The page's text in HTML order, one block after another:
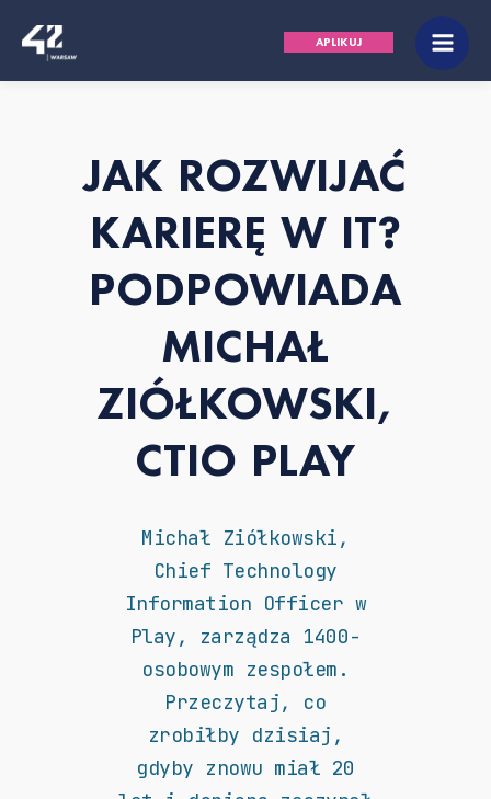
treści
APLIKUJ
Main
JAK ROZWIJAĆ
KARIERĘ W IT?
PODPOWIADA
MICHAŁ
ZIÓŁKOWSKI,
CTIO PLAY
Michał Ziółkowski,
Chief Technology
Information Officer w
Play, zarządza 1400-
osobowym zespołem.
Przeczytaj, co
zrobiłby dzisiaj,
gdyby znowu miał 20